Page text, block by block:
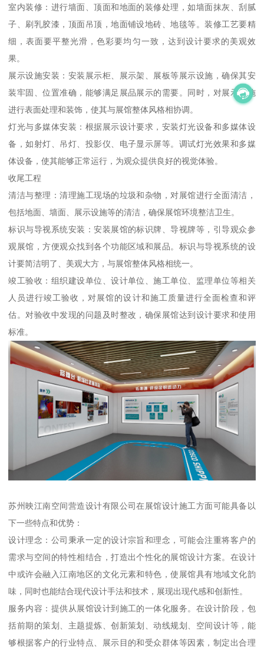
室内装修：进行墙面、顶面和地面的装修处理，如墙面抹灰、刮腻
子、刷乳胶漆，顶面吊顶，地面铺设地砖、地毯等。装修工艺要精
细，表面要平整光滑，色彩要均匀一致，达到设计要求的美观效
果。
展示设施安装：安装展示柜、展示架、展板等展示设施，确保其安
装牢固、位置准确，能够满足展品展示的需要。同时，对展示设施
进行表面处理和装饰，使其与展馆整体风格相协调。
灯光与多媒体安装：根据展示设计要求，安装灯光设备和多媒体设
备，如射灯、吊灯、投影仪、电子显示屏等。调试灯光效果和多媒
体设备，使其能够正常运行，为观众提供良好的视觉体验。
收尾工程
清洁与整理：清理施工现场的垃圾和杂物，对展馆进行全面清洁，
包括地面、墙面、展示设施等的清洁，确保展馆环境整洁卫生。
标识与导视系统安装：安装展馆的标识牌、导视牌等，引导观众参
观展馆，方便观众找到各个功能区域和展品。标识与导视系统的设
计要简洁明了、美观大方，与展馆整体风格相统一。
竣工验收：组织建设单位、设计单位、施工单位、监理单位等相关
人员进行竣工验收，对展馆的设计和施工质量进行全面检查和评
估。对验收中发现的问题及时整改，确保展馆达到设计要求和使用
标准。
苏州映江南空间营造设计有限公司在展馆设计施工方面可能具备以
下一些特点和优势：
设计理念：公司秉承一定的设计宗旨和理念，可能会注重将客户的
需求与空间的特性相结合，打造出个性化的展馆设计方案。在设计
中或许会融入江南地区的文化元素和特色，使展馆具有地域文化韵
味，同时也能结合现代设计手法和技术，展现出现代感和创新性。
服务内容：提供从展馆设计到施工的一体化服务。在设计阶段，包
括前期的策划、主题提炼、创新策划、动线规划、空间设计等，能
够根据客户的行业特点、展示目的和受众群体等因素，制定出合理